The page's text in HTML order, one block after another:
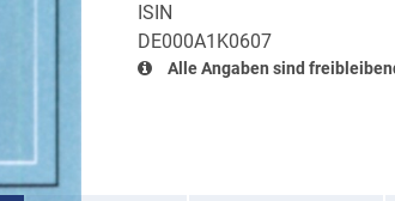
ISIN
DE000A1K0607
Alle Angaben sind